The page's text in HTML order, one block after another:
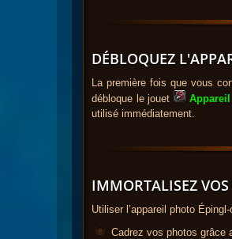
DÉBLOQUEZ
La première fois que vous
débloque le jouet
utilisé immédiatement.
IMMORTALISEZ
Utiliser l’appareil photo
Cadrez vos photos grâce